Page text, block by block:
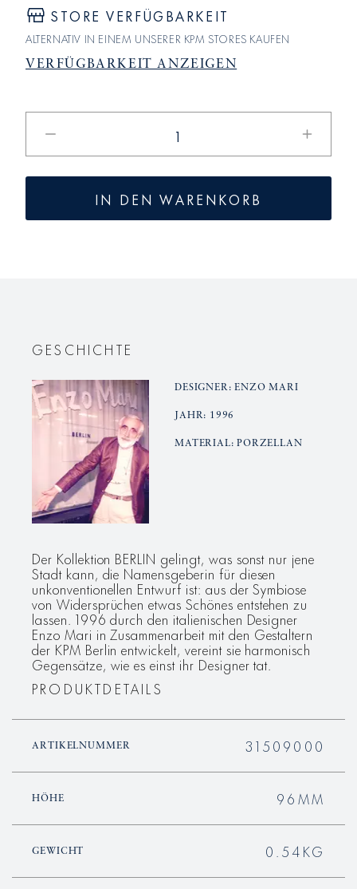
STORE VERFÜGBARKEIT
ALTERNATIV IN EINEM UNSERER KPM STORES KAUFEN
VERFÜGBARKEIT ANZEIGEN
BERLIN
Erhöhe
die
BERLIN
IN DEN WARENKORB
GESCHICHTE
DESIGNER: ENZO MARI
JAHR: 1996
MATERIAL: PORZELLAN
Der Kollektion BERLIN gelingt, was sonst nur jene
Stadt kann, die Namensgeberin für diesen
unkonventionellen Entwurf ist: aus der Symbiose
von Widersprüchen etwas Schönes entstehen zu
lassen. 1996 durch den italienischen Designer
Enzo Mari in Zusammenarbeit mit den Gestaltern
der KPM Berlin entwickelt, vereint sie harmonisch
Gegensätze, wie es einst ihr Designer tat.
PRODUKTDETAILS
ARTIKELNUMMER 31509000
HÖHE 96MM
GEWICHT 0.54KG